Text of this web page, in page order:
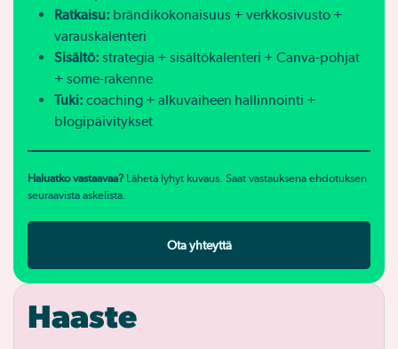
Haaste
Ratkaisu: brändikokonaisuus + verkkosivusto +
varauskalenteri
Sisältö: strategia + sisältökalenteri + Canva-pohjat
+ some-rakenne
Tuki: coaching + alkuvaiheen hallinnointi +
blogipäivitykset
Haluatko vastaavaa? Lähetä lyhyt kuvaus. Saat vastauksena ehdotuksen
seuraavista askelista.
Ota yhteyttä